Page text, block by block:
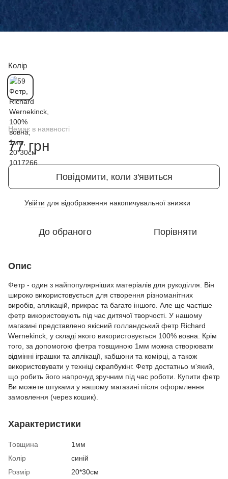
Колір
Немає в наявності
77 грн
Повідомити, коли з'явиться
Увійти для відображення накопичувальної знижки
До обраного Порівняти
Опис
Фетр - один з найпопулярніших матеріалів для рукоділля. Він
широко використовується для створення різноманітних
виробів, аплікацій, прикрас та багато іншого. Але ще частіше
фетр використовують під час дитячої творчості. У нашому
магазині представлено якісний голландський фетр Richard
Wernekinck, у складі якого використовується 100% вовна. Крім
того, за допомогою фетра товщиною 1мм можна створювати
відмінні іграшки та аплікації, кабшони та комірці, а також
використовувати у техніці скрапбукінг. Фетр достатньо м'який,
що робить його напрочуд зручним під час роботи. Купити фетр
Ви можете штуками у нашому магазині після оформлення
замовлення (через кошик).
Характеристики
Товщина
1мм
Колір
синій
Розмір
20*30см